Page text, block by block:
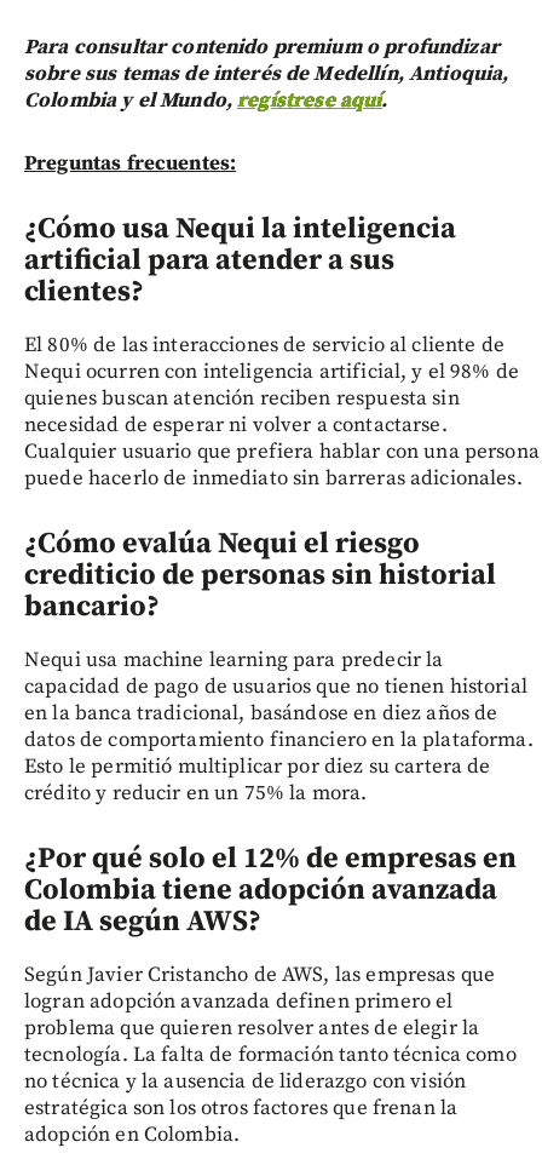
Para consultar contenido premium o profundizar
sobre sus temas de interés de Medellín, Antioquia,
Colombia y el Mundo,regístrese aquí.
Preguntas frecuentes:
¿Cómo usa Nequi la inteligencia
artificial para atender a sus
clientes?
El 80% de las interacciones de servicio al cliente de
Nequi ocurren con inteligencia artificial, y el 98% de
quienes buscan atención reciben respuesta sin
necesidad de esperar ni volver a contactarse.
Cualquier usuario que prefiera hablar con una persona
puede hacerlo de inmediato sin barreras adicionales.
¿Cómo evalúa Nequi el riesgo
crediticio de personas sin historial
bancario?
Nequi usa machine learning para predecir la
capacidad de pago de usuarios que no tienen historial
en la banca tradicional, basándose en diez años de
datos de comportamiento financiero en la plataforma.
Esto le permitió multiplicar por diez su cartera de
crédito y reducir en un 75% la mora.
¿Por qué solo el 12% de empresas en
Colombia tiene adopción avanzada
de IA según AWS?
Según Javier Cristancho de AWS, las empresas que
logran adopción avanzada definen primero el
problema que quieren resolver antes de elegir la
tecnología. La falta de formación tanto técnica como
no técnica y la ausencia de liderazgo con visión
estratégica son los otros factores que frenan la
adopción en Colombia.